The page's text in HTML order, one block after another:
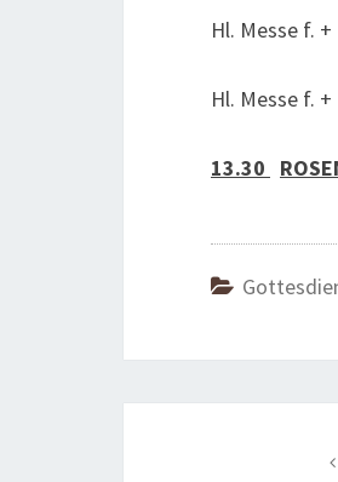
Hl. Messe f.
Hl. Messe f.
13.30